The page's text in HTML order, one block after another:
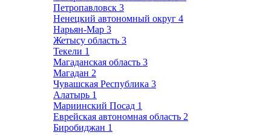
Петропавловск 3
Ненецкий автономный округ 4
Нарьян-Мар 3
Жетысу область 3
Текели 1
Магаданская область 3
Магадан 2
Чувашская Республика 3
Алатырь 1
Мариинский Посад 1
Еврейская автономная область 2
Биробиджан 1